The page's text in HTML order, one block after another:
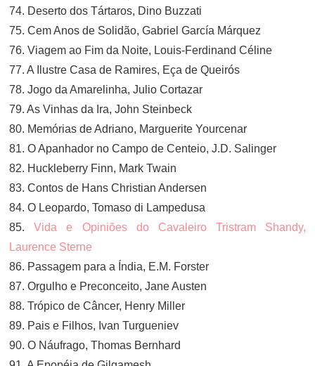
74. Deserto dos Tártaros, Dino Buzzati
75. Cem Anos de Solidão, Gabriel García Márquez
76. Viagem ao Fim da Noite, Louis-Ferdinand Céline
77. A Ilustre Casa de Ramires, Eça de Queirós
78. Jogo da Amarelinha, Julio Cortazar
79. As Vinhas da Ira, John Steinbeck
80. Memórias de Adriano, Marguerite Yourcenar
81. O Apanhador no Campo de Centeio, J.D. Salinger
82. Huckleberry Finn, Mark Twain
83. Contos de Hans Christian Andersen
84. O Leopardo, Tomaso di Lampedusa
85.Vida e Opiniões do Cavaleiro Tristram Shandy,
Laurence Sterne
86. Passagem para a Índia, E.M. Forster
87. Orgulho e Preconceito, Jane Austen
88. Trópico de Câncer, Henry Miller
89. Pais e Filhos, Ivan Turgueniev
90. O Náufrago, Thomas Bernhard